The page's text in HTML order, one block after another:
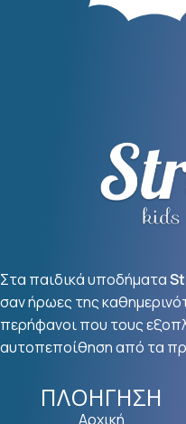
Στα παιδικά υποδήματα
σαν ήρωες της
περήφανοι που τους
αυτοπεποίθηση από τα
ΠΛΟΉΓΗΣΗ
Αρχική